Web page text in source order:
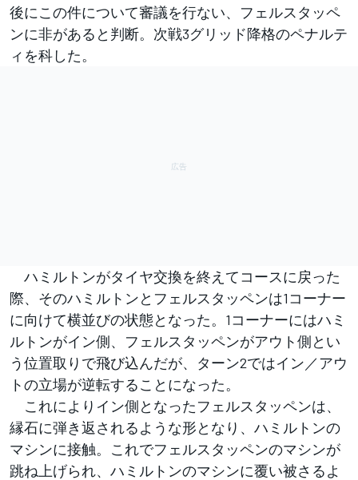
後にこの件について審議を行ない、フェルスタッペ
ンに非があると判断。次戦3グリッド降格のペナルテ
ィを科した。
ハミルトンがタイヤ交換を終えてコースに戻った
際、そのハミルトンとフェルスタッペンは1コーナー
に向けて横並びの状態となった。1コーナーにはハミ
ルトンがイン側、フェルスタッペンがアウト側とい
う位置取りで飛び込んだが、ターン2ではイン／アウ
トの立場が逆転することになった。
これによりイン側となったフェルスタッペンは、
縁石に弾き返されるような形となり、ハミルトンの
マシンに接触。これでフェルスタッペンのマシンが
跳ね上げられ、ハミルトンのマシンに覆い被さるよ